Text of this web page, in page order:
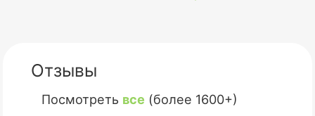
Отзывы
Посмотреть все (более 1600+)